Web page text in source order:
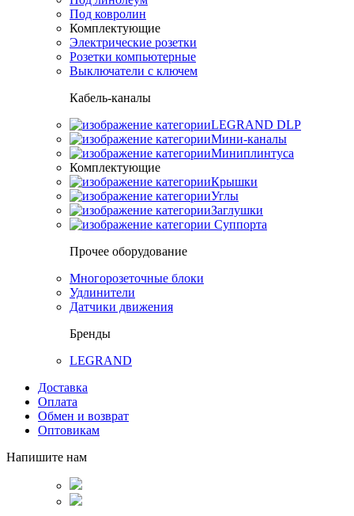
Под ковролин
Комплектующие
Электрические розетки
Розетки компьютерные
Выключатели с ключем
Кабель-каналы
LEGRAND DLP
Мини-каналы
Миниплинтуса
Комплектующие
Крышки
Углы
Заглушки
Суппорта
Прочее оборудование
Многорозеточные блоки
Удлинители
Датчики движения
Бренды
LEGRAND
Доставка
Оплата
Обмен и возврат
Оптовикам
Напишите нам